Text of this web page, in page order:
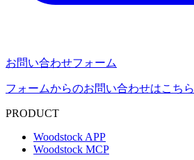
お問い合わせフォーム
フォームからのお問い合わせはこちら
PRODUCT
Woodstock APP
Woodstock MCP